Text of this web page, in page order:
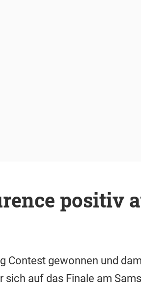
positiv
Contest gewonnen und
sich auf das Finale am